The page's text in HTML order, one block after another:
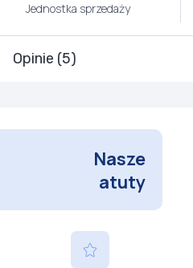
Opinie (5)
Jednostka sprzedaży
Nasze
atuty